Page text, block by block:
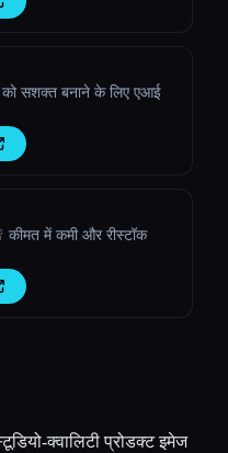
सशक्त बनाने के लिए एआई
में कमी और रीस्टॉक
क्वालिटी प्रोडक्ट इमेज